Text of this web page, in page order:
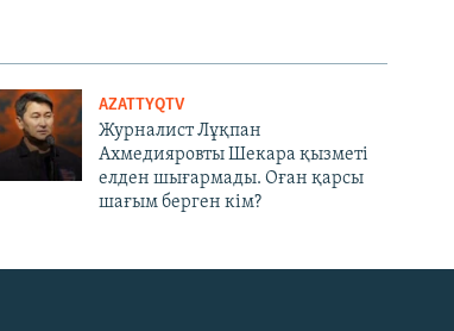
AZATTYQTV
Журналист Лұқпан
Ахмедияровты Шекара қызметі
елден шығармады. Оған қарсы
шағым берген кім?